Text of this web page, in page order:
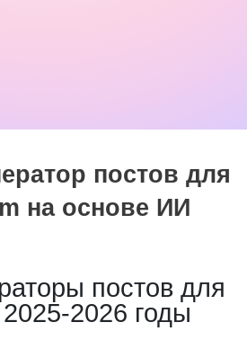
постов для
на основе ИИ
постов для
2026 годы